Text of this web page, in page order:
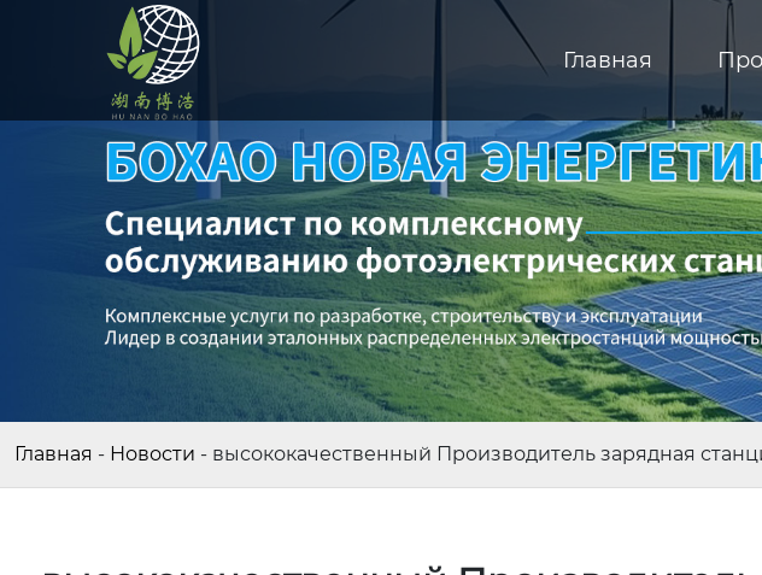
Главная
Главная - Новости - высококачественный Производитель зарядная